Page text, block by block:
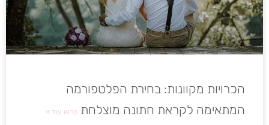
הכרויות מקוונות: בחירת הפלטפורמה
המתאימה לקראת חתונה מוצלחת קראו עוד »